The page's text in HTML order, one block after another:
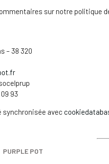
sur notre politique
– 38 320
93
avec
PURPLE POT